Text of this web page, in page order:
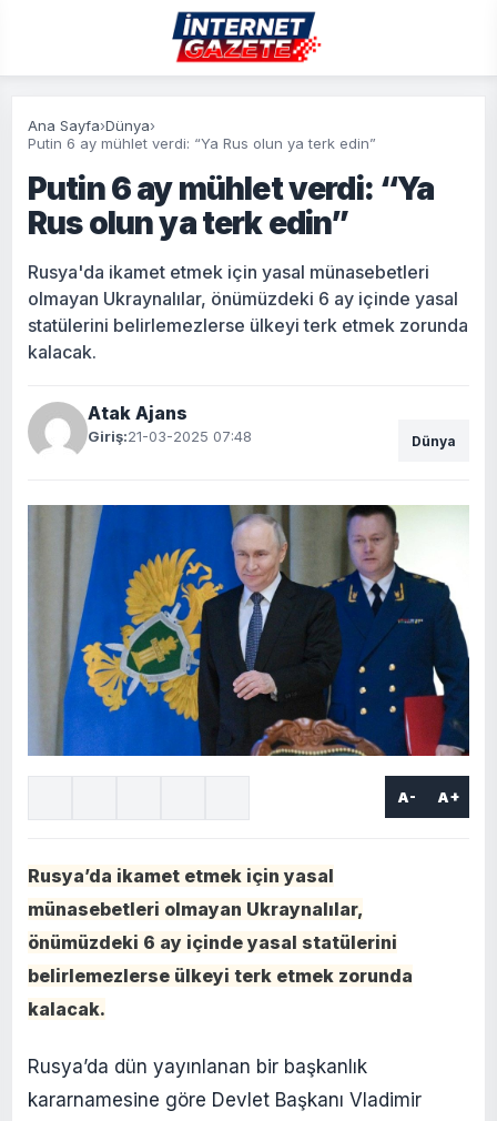
Ana Sayfa›Dünya›
Putin 6 ay mühlet verdi: “Ya Rus olun ya terk edin”
Putin 6 ay mühlet verdi: “Ya
Rus olun ya terk edin”
Rusya'da ikamet etmek için yasal münasebetleri
olmayan Ukraynalılar, önümüzdeki 6 ay içinde yasal
statülerini belirlemezlerse ülkeyi terk etmek zorunda
kalacak.
Atak Ajans
Giriş:21-03-2025 07:48 Dünya
A- A+
Rusya’da ikamet etmek için yasal
münasebetleri olmayan Ukraynalılar,
önümüzdeki 6 ay içinde yasal statülerini
belirlemezlerse ülkeyi terk etmek zorunda
kalacak.
Rusya’da dün yayınlanan bir başkanlık
kararnamesine göre Devlet Başkanı Vladimir